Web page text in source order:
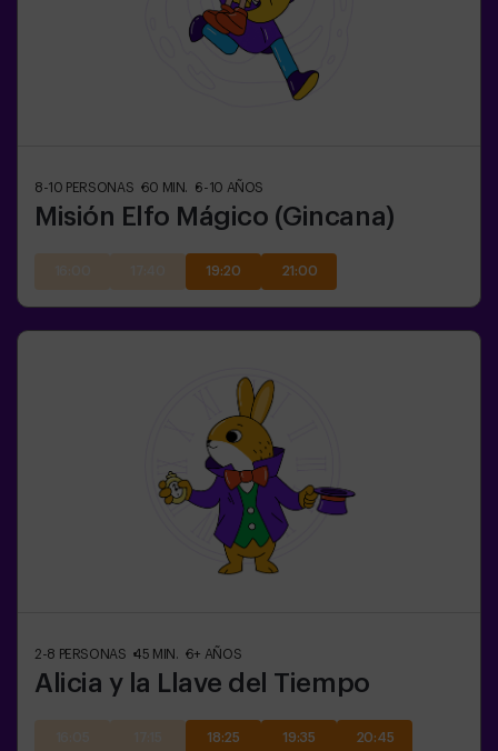
8-10 PERSONAS 60 MIN. 6-10 AÑOS
Misión Elfo Mágico (Gincana)
19:20 21:00
2-8 PERSONAS 45 MIN. 6+ AÑOS
Alicia y la Llave del Tiempo
18:25 19:35 20:45